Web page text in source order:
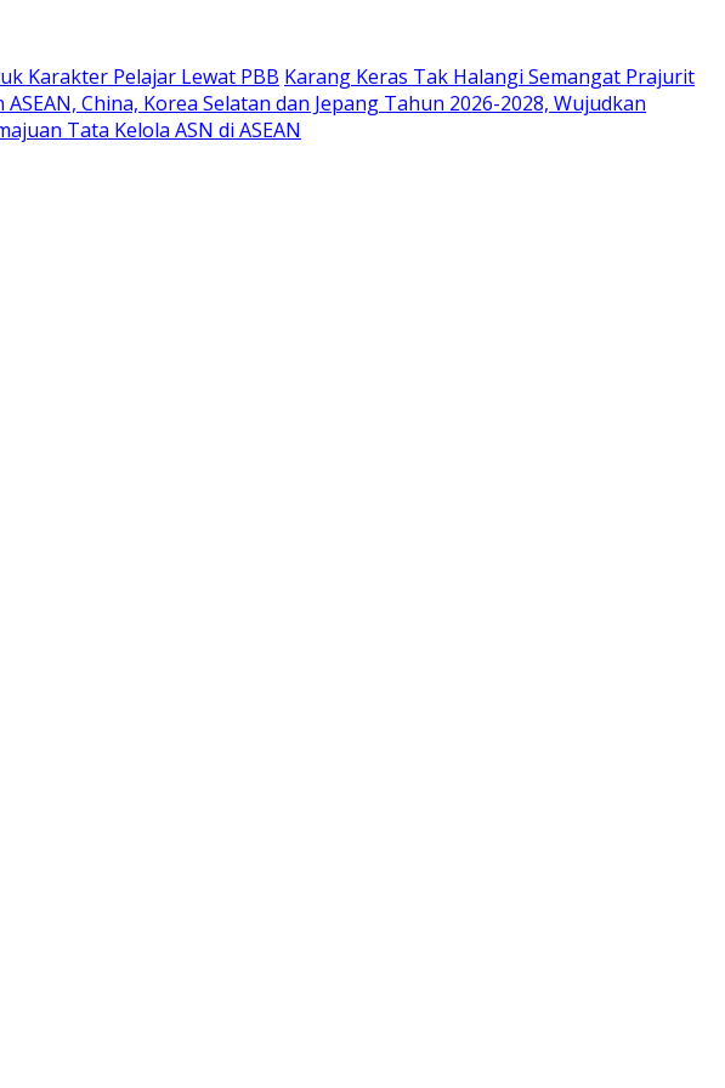
Karakter Pelajar Lewat PBB Karang Keras Tak Halangi Semangat Prajurit
China, Korea Selatan dan Jepang Tahun 2026-2028, Wujudkan
Tata Kelola ASN di ASEAN